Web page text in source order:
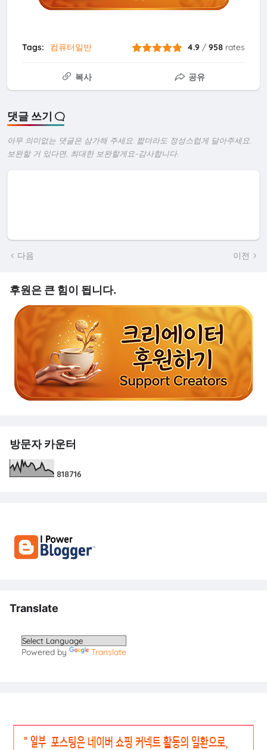
Tags: 컴퓨터일반 4.9 /958 rates
복사 공유
댓글 쓰기
아무 의미없는 댓글은 삼가해 주세요. 짧더라도 정성스럽게 달아주세요.
보완할 거 있다면, 최대한 보완할게요~감사합니다.
다음 이전
후원은 큰 힘이 됩니다.
방문자 카운터
818716
Translate
Powered by Translate